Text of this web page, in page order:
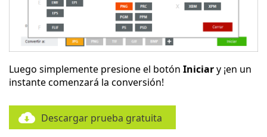
Luego simplemente presione el botón Iniciary ¡en un
instante comenzará la conversión!
Descargar prueba gratuita